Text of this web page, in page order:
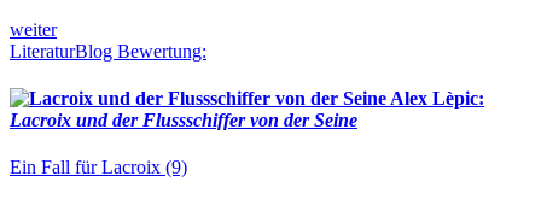
weiter
LiteraturBlog Bewertung:
Alex Lèpic:
Lacroix und der Flussschiffer von der Seine
Ein Fall für Lacroix (9)